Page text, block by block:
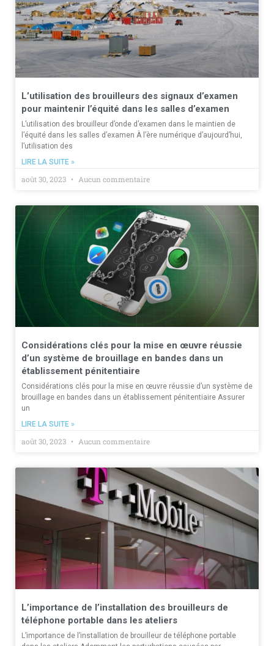
L’utilisation des brouilleurs des signaux d’examen
pour maintenir l’équité dans les salles d’examen
L’utilisation des brouilleur d’onde d’examen dans le maintien de
l’équité dans les salles d’examen À l’ère numérique d’aujourd’hui,
l’utilisation des
LIRE LA SUITE »
août 30, 2023 Aucun commentaire
Considérations clés pour la mise en œuvre réussie
d’un système de brouillage en bandes dans un
établissement pénitentiaire
Considérations clés pour la mise en œuvre réussie d’un système de
brouillage en bandes dans un établissement pénitentiaire Assurer
un
LIRE LA SUITE »
août 30, 2023 Aucun commentaire
L’importance de l’installation des brouilleurs de
téléphone portable dans les ateliers
L’importance de l’installation de brouilleur de téléphone portable